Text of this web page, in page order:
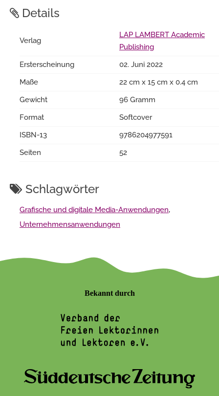
Details
Verlag
LAP LAMBERT Academic
Publishing
Ersterscheinung
02. Juni 2022
Maße
22 cm x 15 cm x 0.4 cm
Gewicht
96 Gramm
Format
Softcover
ISBN-13
9786204977591
Seiten
52
Schlagwörter
Grafische und digitale Media-Anwendungen,
Unternehmensanwendungen
Bekannt durch